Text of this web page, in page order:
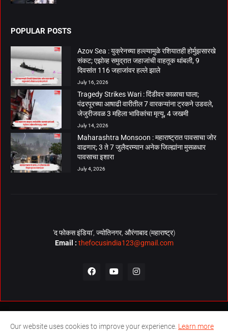
POPULAR POSTS
Azov Sea : युक्रेनच्या हल्ल्यामुळे रशियातही होर्मुझसारखे
संकट; एझोव्ह समुद्रात जहाजांची वाहतूक थांबली, 9
दिवसांत 116 जहाजांवर हल्ले झाले
July 16, 2026
Tragedy Strikes Wari : दिंडीवर काळाचा घाला;
पंढरपूरच्या आषाढी वारीतील 7 वारकऱ्यांना ट्रकने उडवले,
जेजुरीजवळ 3 महिला भाविकांचा मृत्यू, 4 जखमी
July 14, 2026
Maharashtra Monsoon : महाराष्ट्रात पावसाचा जोर
वाढणार; 3 ते 7 जुलैदरम्यान अनेक जिल्ह्यांना मुसळधार
पावसाचा इशारा
July 4, 2026
‘द फोकस इंडिया’, ज्योतिनगर, औरंगाबाद (महाराष्ट्र)
Email : thefocusindia123@gmail.com
About Us Contact Us The Focus India Policy
Our website uses cookies to improve your experience. Learn more